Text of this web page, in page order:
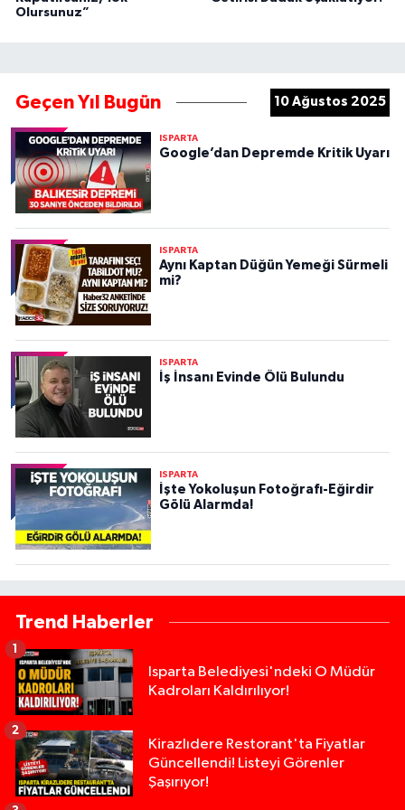
Olursunuz”
Geçen Yıl Bugün 10 Ağustos 2025
ISPARTA
Google’dan Depremde Kritik Uyarı
ISPARTA
Aynı Kaptan Düğün Yemeği Sürmeli
mi?
ISPARTA
İş İnsanı Evinde Ölü Bulundu
ISPARTA
İşte Yokoluşun Fotoğrafı-Eğirdir
Gölü Alarmda!
Trend Haberler
Isparta Belediyesi'ndeki O Müdür
Kadroları Kaldırılıyor!
1
Kirazlıdere Restorant'ta Fiyatlar
Güncellendi! Listeyi Görenler
Şaşırıyor!
2